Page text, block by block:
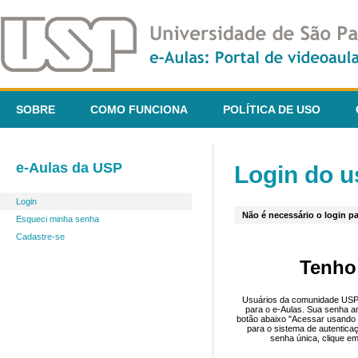
SOBRE COMO FUNCIONA POLÍTICA DE USO
e-Aulas da USP
Login
Esqueci minha senha
Cadastre-se
Login do
Não é necessário o login
Usuários da comunidade
para o e-Aulas. Sua senha
botão abaixo "Acessar
para o sistema de
senha única, clique